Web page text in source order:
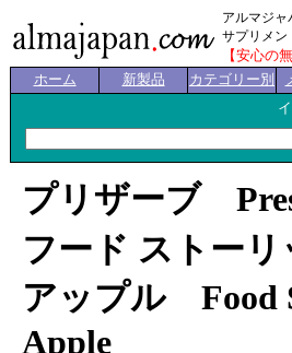
アルマジ
サプリメン
【安心の
ホーム 新製品 カテゴリー別
プリザーブ
フード ストー
アップル Food
Apple